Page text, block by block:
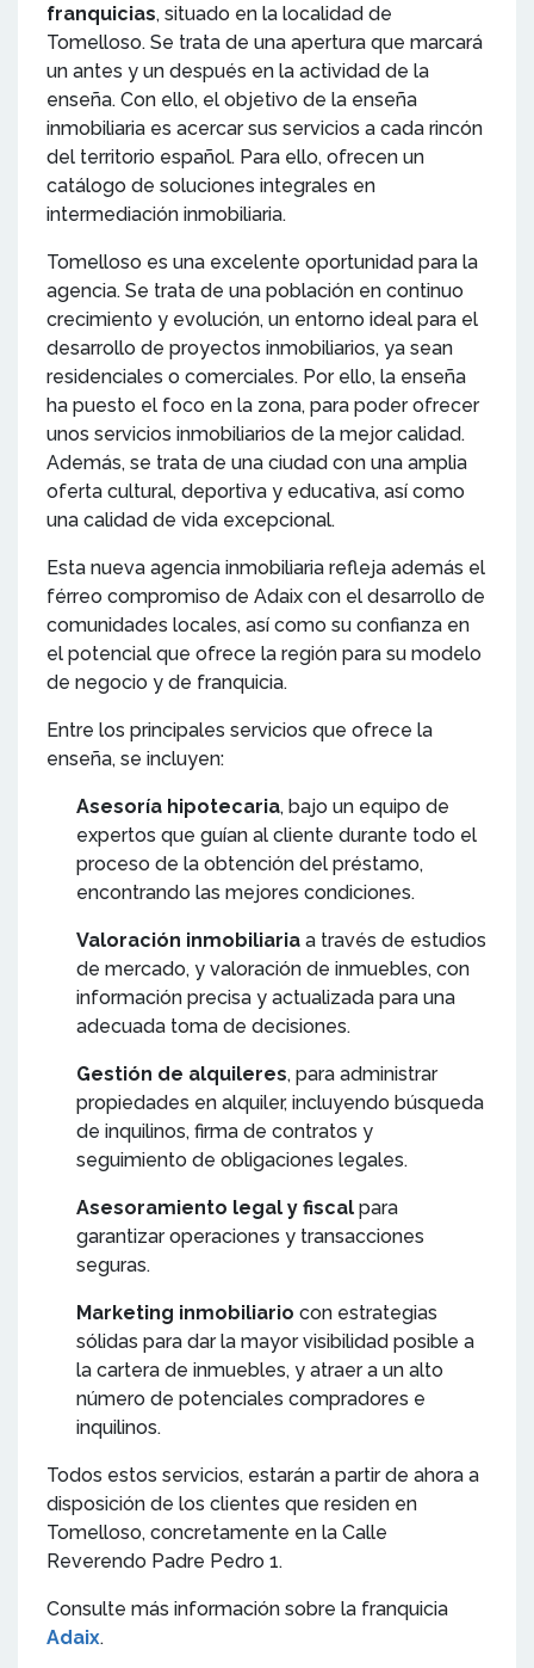
franquicias, situado en la localidad de
Tomelloso. Se trata de una apertura que marcará
un antes y un después en la actividad de la
enseña. Con ello, el objetivo de la enseña
inmobiliaria es acercar sus servicios a cada rincón
del territorio español. Para ello, ofrecen un
catálogo de soluciones integrales en
intermediación inmobiliaria.
Tomelloso es una excelente oportunidad para la
agencia. Se trata de una población en continuo
crecimiento y evolución, un entorno ideal para el
desarrollo de proyectos inmobiliarios, ya sean
residenciales o comerciales. Por ello, la enseña
ha puesto el foco en la zona, para poder ofrecer
unos servicios inmobiliarios de la mejor calidad.
Además, se trata de una ciudad con una amplia
oferta cultural, deportiva y educativa, así como
una calidad de vida excepcional.
Esta nueva agencia inmobiliaria refleja además el
férreo compromiso de Adaix con el desarrollo de
comunidades locales, así como su confianza en
el potencial que ofrece la región para su modelo
de negocio y de franquicia.
Entre los principales servicios que ofrece la
enseña, se incluyen:
Asesoría hipotecaria, bajo un equipo de
expertos que guían al cliente durante todo el
proceso de la obtención del préstamo,
encontrando las mejores condiciones.
Valoración inmobiliaria a través de estudios
de mercado, y valoración de inmuebles, con
información precisa y actualizada para una
adecuada toma de decisiones.
Gestión de alquileres, para administrar
propiedades en alquiler, incluyendo búsqueda
de inquilinos, firma de contratos y
seguimiento de obligaciones legales.
Asesoramiento legal y fiscal para
garantizar operaciones y transacciones
seguras.
Marketing inmobiliario con estrategias
sólidas para dar la mayor visibilidad posible a
la cartera de inmuebles, y atraer a un alto
número de potenciales compradores e
inquilinos.
Todos estos servicios, estarán a partir de ahora a
disposición de los clientes que residen en
Tomelloso, concretamente en la Calle
Reverendo Padre Pedro 1.
Consulte más información sobre la franquicia
Adaix.